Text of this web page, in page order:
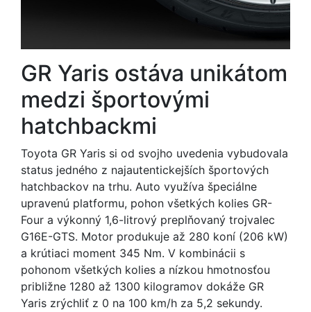
GR Yaris ostáva unikátom
medzi športovými
hatchbackmi
Toyota GR Yaris si od svojho uvedenia vybudovala
status jedného z najautentickejších športových
hatchbackov na trhu. Auto využíva špeciálne
upravenú platformu, pohon všetkých kolies GR-
Four a výkonný 1,6-litrový preplňovaný trojvalec
G16E-GTS. Motor produkuje až 280 koní (206 kW)
a krútiaci moment 345 Nm. V kombinácii s
pohonom všetkých kolies a nízkou hmotnosťou
približne 1280 až 1300 kilogramov dokáže GR
Yaris zrýchliť z 0 na 100 km/h za 5,2 sekundy.